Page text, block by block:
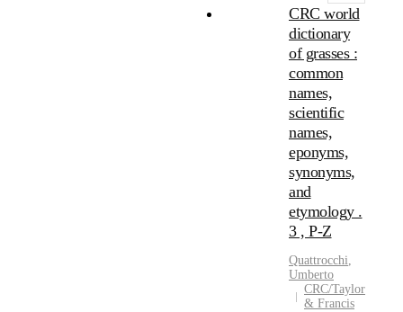
CRC world
dictionary
of grasses :
common
names,
scientific
names,
eponyms,
synonyms,
and
etymology .
3 , P-Z
Quattrocchi,
Umberto
CRC/Taylor
& Francis